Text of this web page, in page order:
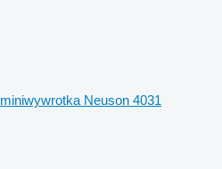
miniwywrotka Neuson 4031